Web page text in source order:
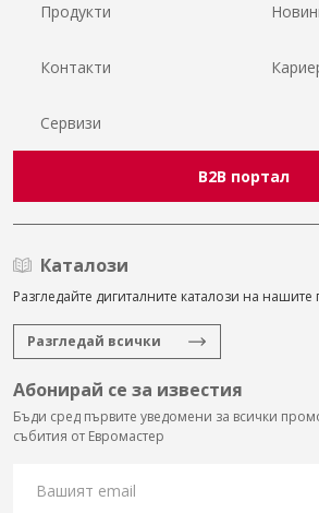
Продукти
Контакти
Сервизи
B2B портал
Каталози
Разгледайте дигиталните каталози на нашите
Разгледай всички
Абонирай се за известия
Бъди сред първите уведомени за всички
събития от Евромастер